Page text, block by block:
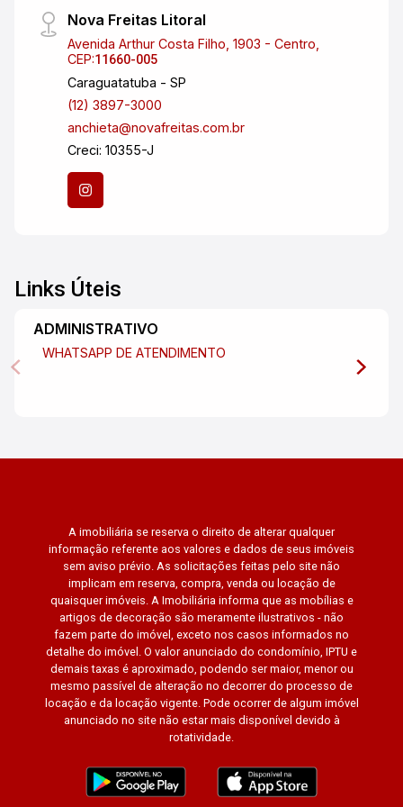
Este é o investimento perfeito para quem busca
um local seguro e acolhedor para viver, sem
desenvolvido. Não perca tempo! Agende agora
mesmo uma visita com um de nossos
corretores e venha conhecer pessoalmente
essa ótima oportunidade de concretizar o seu
projeto de vida!
Nova Freitas Litoral
Avenida Arthur Costa Filho, 1903 - Centro,
CEP:11660-005
Caraguatatuba - SP
(12) 3897-3000
anchieta@novafreitas.com.br
Creci: 10355-J
Links Úteis
ADMINISTRATIVO
WHATSAPP DE ATENDIMENTO
A imobiliária se reserva o direito de alterar qualquer
informação referente aos valores e dados de seus imóveis
sem aviso prévio. As solicitações feitas pelo site não
implicam em reserva, compra, venda ou locação de
quaisquer imóveis. A Imobiliária informa que as mobílias e
artigos de decoração são meramente ilustrativos - não
fazem parte do imóvel, exceto nos casos informados no
detalhe do imóvel. O valor anunciado do condomínio, IPTU e
demais taxas é aproximado, podendo ser maior, menor ou
mesmo passível de alteração no decorrer do processo de
locação e da locação vigente. Pode ocorrer de algum imóvel
anunciado no site não estar mais disponível devido à
rotatividade.